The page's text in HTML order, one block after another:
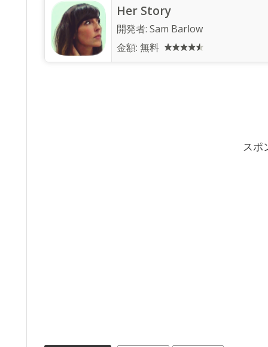
Her Story
開発者: Sam Barlow
金額: 無料
スポ